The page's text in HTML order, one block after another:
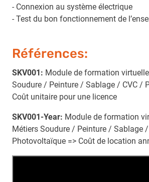
- Connexion au système électrique
- Test du bon fonctionnement de
Références:
SKV001: Module de formation
Soudure / Peinture / Sablage / CVC /
Coût unitaire pour une licence
SKV001-Year: Module de formation
Métiers Soudure / Peinture / Sablage
Photovoltaïque => Coût de location